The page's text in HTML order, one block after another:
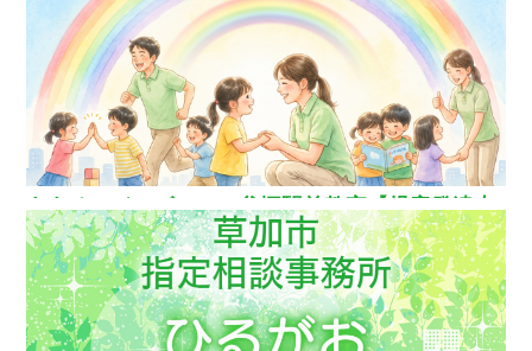
ス】
ああるレインボーDuo谷塚駅前教室【児童発達支
援】